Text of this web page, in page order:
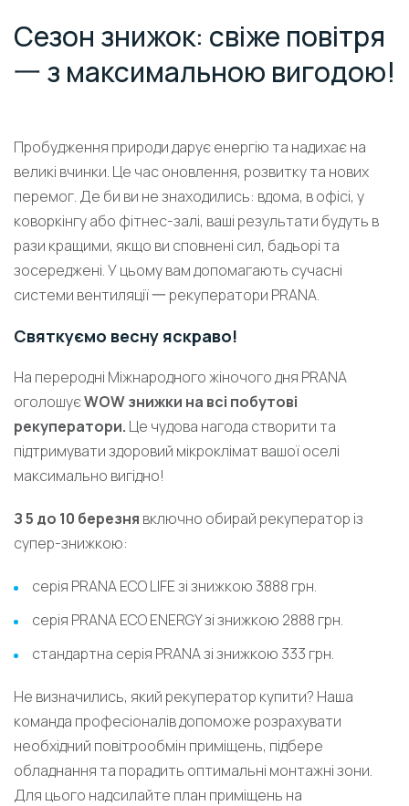
Сезон знижок: свіже повітря
一 з максимальною вигодою!
Пробудження природи дарує енергію та надихає на
великі вчинки. Це час оновлення, розвитку та нових
перемог. Де би ви не знаходились: вдома, в офісі, у
коворкінгу або фітнес-залі, ваші результати будуть в
рази кращими, якщо ви сповнені сил, бадьорі та
зосереджені. У цьому вам допомагають сучасні
системи вентиляції 一 рекуператори PRANA.
Святкуємо весну яскраво!
На переродні Міжнародного жіночого дня PRANA
оголошуєWOW знижки на всі побутові
рекуператори. Це чудова нагода створити та
підтримувати здоровий мікроклімат вашої оселі
максимально вигідно!
З 5 до 10 березня включно обирай рекуператор із
супер-знижкою:
серія PRANA ECO LIFE зі знижкою 3888 грн.
серія PRANA ECO ENERGY зі знижкою 2888 грн.
стандартна серія PRANA зі знижкою 333 грн.
Не визначились, який рекуператор купити? Наша
команда професіоналів допоможе розрахувати
необхідний повітрообмін приміщень, підбере
обладнання та порадить оптимальні монтажні зони.
Для цього надсилайте план приміщень на